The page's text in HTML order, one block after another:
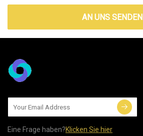
AN UNS SENDEN
Eine Frage haben?Klicken Sie hier